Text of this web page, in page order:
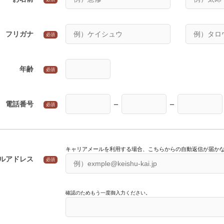
フリガナ 必須
年齢 必須
電話番号 必須 ー ー
アドレス 必須
キャリアメールを利用する場合、こちらからの自動返信が届か
確認のためもう一度御入力ください。